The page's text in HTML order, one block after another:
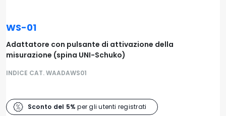
WS-01
Adattatore con pulsante di attivazione della
misurazione (spina UNI-Schuko)
INDICE CAT. WAADAWS01
Sconto del 5% per gli utenti registrati